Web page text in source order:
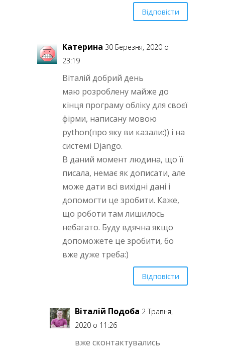
Відповісти
Катерина 30 Березня, 2020 о
23:19
Віталій добрий день
маю розроблену майже до
кінця програму обліку для своєї
фірми, написану мовою
python(про яку ви казали:)) і на
системі Django.
В даний момент людина, що її
писала, немає як дописати, але
може дати всі вихідні дані і
допомогти це зробити. Каже,
що роботи там лишилось
небагато. Буду вдячна якщо
допоможете це зробити, бо
вже дуже треба:)
Відповісти
Віталій Подоба 2 Травня,
2020 о 11:26
вже сконтактувались